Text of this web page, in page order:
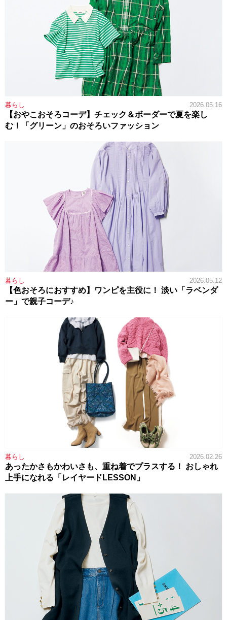
暮らし 2026.05.16
【おやこおそろコーデ】チェック＆ボーダーで夏を楽し
む！「グリーン」のおそろいファッション
暮らし 2026.05.12
【色おそろにおすすめ】ワンピを主役に！ 淡い「ラベンダ
ー」で親子コーデ♪
暮らし 2026.02.26
あったかさもかわいさも、重ね着でプラスする！ おしゃれ
上手になれる「レイヤードLESSON」